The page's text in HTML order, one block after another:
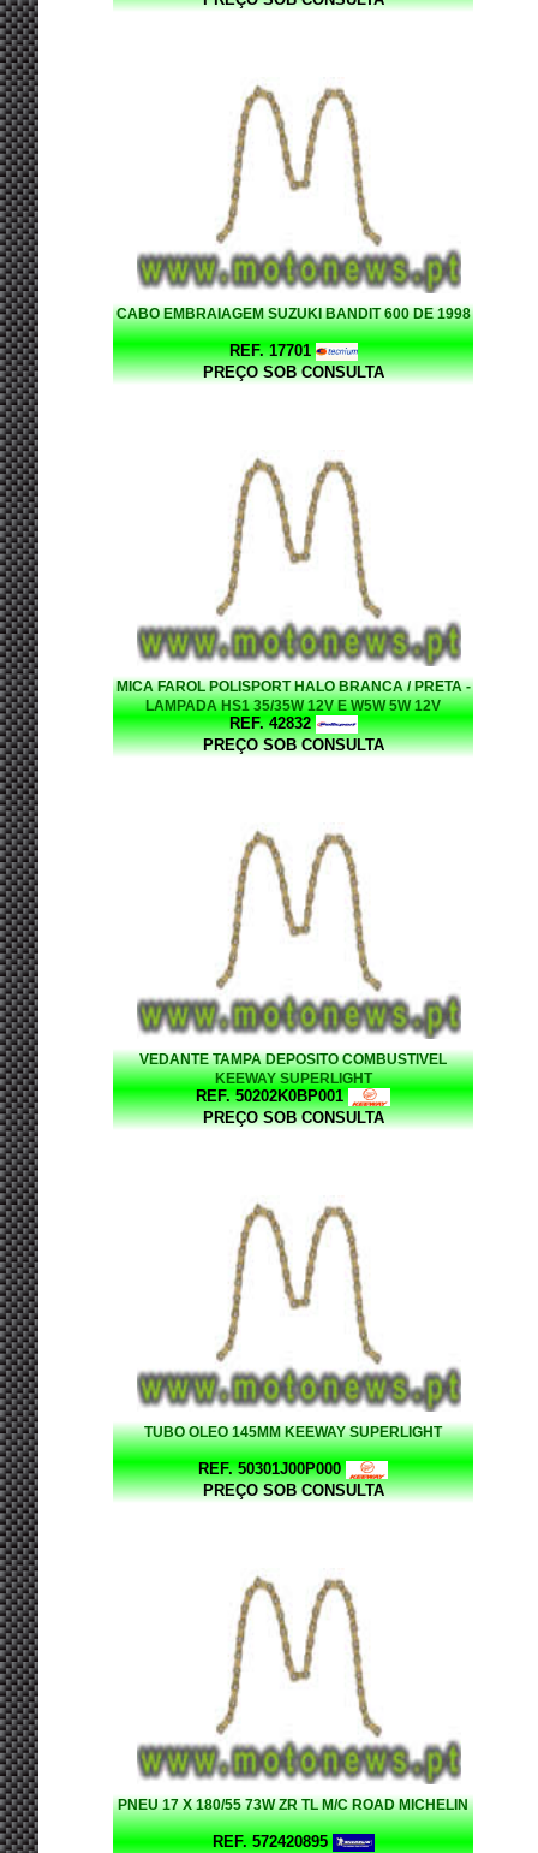
CABO EMBRAIAGEM SUZUKI BANDIT 600 DE 1998
REF. 17701
PREÇO SOB CONSULTA
MICA FAROL POLISPORT HALO BRANCA / PRETA -
LAMPADA HS1 35/35W 12V E W5W 5W 12V
REF. 42832
PREÇO SOB CONSULTA
VEDANTE TAMPA DEPOSITO COMBUSTIVEL
KEEWAY SUPERLIGHT
REF. 50202K0BP001
PREÇO SOB CONSULTA
TUBO OLEO 145MM KEEWAY SUPERLIGHT
REF. 50301J00P000
PREÇO SOB CONSULTA
PNEU 17 X 180/55 73W ZR TL M/C ROAD MICHELIN
REF. 572420895